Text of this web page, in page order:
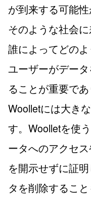
が到来する可能性
そのような社会
誰によってどのよ
ユーザーがデー
ることが重要で
Woolletには大き
す。Woolletを使
ータへのアクセ
を開示せずに証
タを削除すること